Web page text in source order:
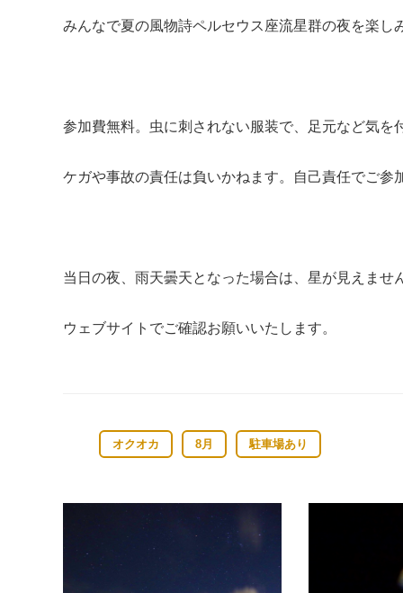
みんなで夏の風物詩ペルセウス座流星群の夜を楽し
参加費無料。虫に刺されない服装で、足元など気
ケガや事故の責任は負いかねます。自己責任でご参
当日の夜、雨天曇天となった場合は、星が見えま
ウェブサイトでご確認お願いいたします。
オクオカ 8月 駐車場あり